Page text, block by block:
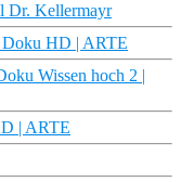
Dr. Kellermayr
Doku HD | ARTE
Wissen hoch 2 |
| ARTE